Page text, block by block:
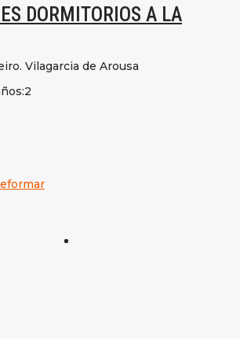
DORMITORIOS A LA
Vilagarcia de Arousa
2